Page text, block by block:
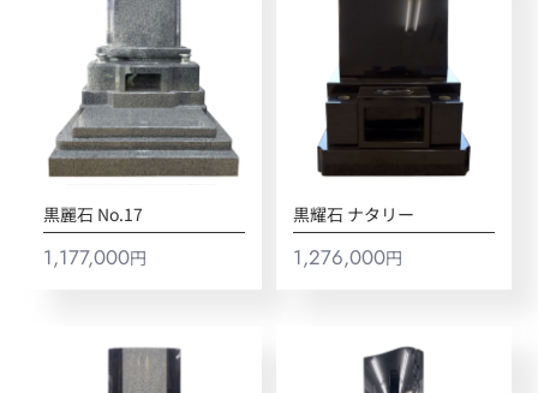
黒麗石 No.17
1,177,000円
黒耀石 ナタリー
1,276,000円